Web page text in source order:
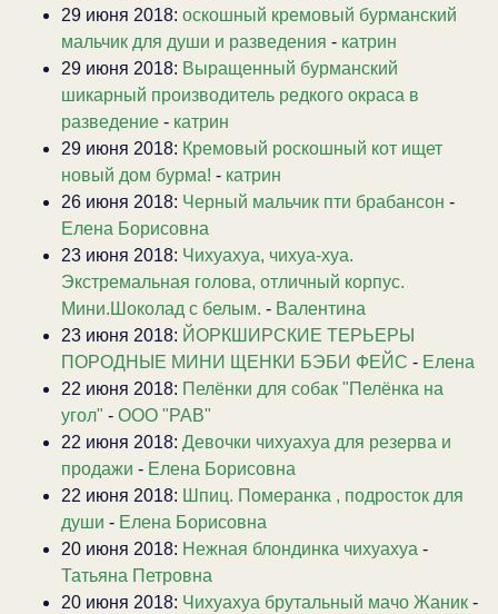
29 июня 2018: оскошный кремовый бурманский
мальчик для души и разведения - катрин
29 июня 2018: Выращенный бурманский
шикарный производитель редкого окраса в
разведение - катрин
29 июня 2018: Кремовый роскошный кот ищет
новый дом бурма! - катрин
26 июня 2018: Черный мальчик пти брабансон -
Елена Борисовна
23 июня 2018: Чихуахуа, чихуа-хуа.
Экстремальная голова, отличный корпус.
Мини.Шоколад с белым. - Валентина
23 июня 2018: ЙОРКШИРСКИЕ ТЕРЬЕРЫ
ПОРОДНЫЕ МИНИ ЩЕНКИ БЭБИ ФЕЙС - Елена
22 июня 2018: Пелёнки для собак "Пелёнка на
угол" - ООО "РАВ"
22 июня 2018: Девочки чихуахуа для резерва и
продажи - Елена Борисовна
22 июня 2018: Шпиц. Померанка , подросток для
души - Елена Борисовна
20 июня 2018: Нежная блондинка чихуахуа -
Татьяна Петровна
20 июня 2018: Чихуахуа брутальный мачо Жаник -